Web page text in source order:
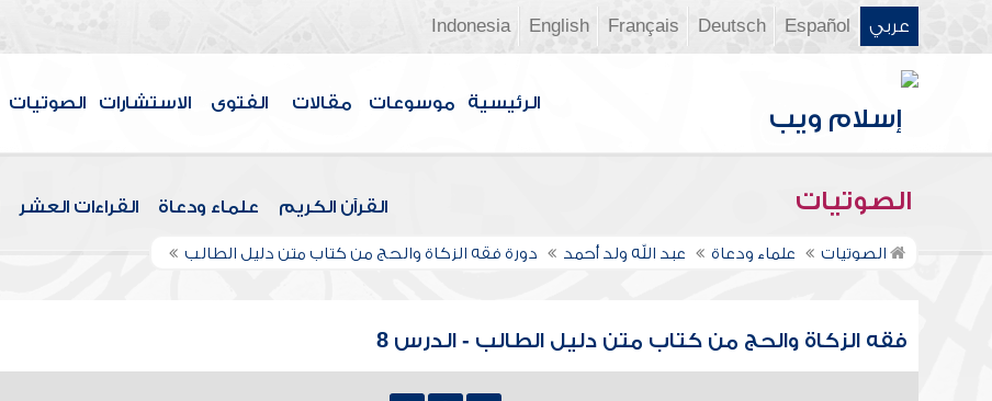
عربي Español
Deutsch
Français
English
Indonesia
الرئيسية موسوعات مقالات الفتوى الاستشارات الصوتيات
الصوتيات القرآن الكريم علماء ودعاة القراءات العشر
الصوتيات علماء ودعاة عبد الله ولد أحمد دورة فقه الزكاة والحج من كتاب متن دليل الطالب
فقه الزكاة والحج من كتاب متن دليل الطالب - الدرس 8